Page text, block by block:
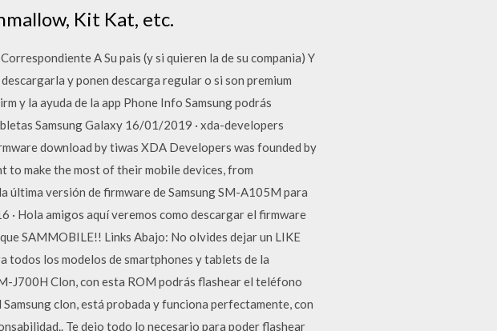
Kit Kat, etc.
A Su pais (y si quieren la de su compania) Y
y ponen descarga regular o si son premium
y la ayuda de la app Phone Info Samsung podrás
Samsung Galaxy 16/01/2019 · xda-developers
download by tiwas XDA Developers was founded by
to make the most of their mobile devices, from
versión de firmware de Samsung SM-A105M para
Hola amigos aquí veremos como descargar el firmware
SAMMOBILE!! Links Abajo: No olvides dejar un LIKE
todos los modelos de smartphones y tablets de la
J700H Clon, con esta ROM podrás flashear el teléfono
clon, está probada y funciona perfectamente, con
Te dejo todo lo necesario para poder flashear